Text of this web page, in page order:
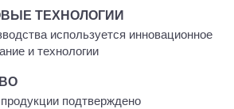
ТЕХНОЛОГИИ
используется инновационное
и технологии
подтверждено